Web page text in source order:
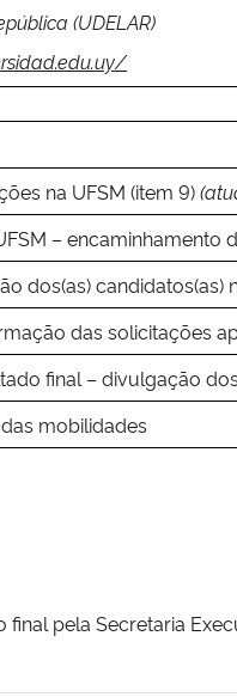
(UDELAR)
na UFSM (item 9)
– encaminhamento
dos(as) candidatos(as)
das solicitações
final – divulgação
mobilidades
pela Secretaria